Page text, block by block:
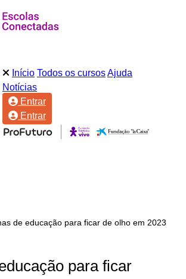
Início Todos os cursosAjuda
Notícias
Entrar
Entrar
de educação para ficar de olho em 2023
para ficar